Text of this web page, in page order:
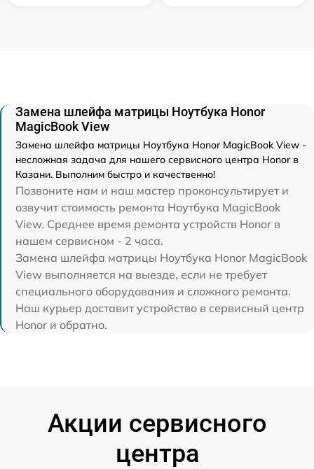
Замена шлейфа матрицы Ноутбука Honor
MagicBook View
Замена шлейфа матрицы Ноутбука Honor MagicBook View -
несложная задача для нашего сервисного центра Honor в
Казани. Выполним быстро и качественно!
Позвоните нам и наш мастер проконсультирует и
озвучит стоимость ремонта Ноутбука MagicBook
View. Среднее время ремонта устройств Honor в
нашем сервисном - 2 часа.
Замена шлейфа матрицы Ноутбука Honor MagicBook
View выполняется на выезде, если не требует
специального оборудования и сложного ремонта.
Наш курьер доставит устройство в сервисный центр
Honor и обратно.
Акции сервисного
центра